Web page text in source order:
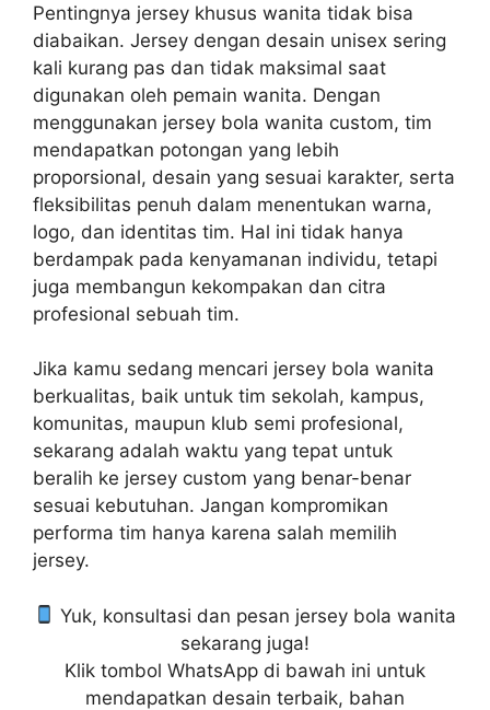
Pentingnya jersey khusus wanita tidak bisa
diabaikan. Jersey dengan desain unisex sering
kali kurang pas dan tidak maksimal saat
digunakan oleh pemain wanita. Dengan
menggunakan jersey bola wanita custom, tim
mendapatkan potongan yang lebih
proporsional, desain yang sesuai karakter, serta
fleksibilitas penuh dalam menentukan warna,
logo, dan identitas tim. Hal ini tidak hanya
berdampak pada kenyamanan individu, tetapi
juga membangun kekompakan dan citra
profesional sebuah tim.
Jika kamu sedang mencari jersey bola wanita
berkualitas, baik untuk tim sekolah, kampus,
komunitas, maupun klub semi profesional,
sekarang adalah waktu yang tepat untuk
beralih ke jersey custom yang benar-benar
sesuai kebutuhan. Jangan kompromikan
performa tim hanya karena salah memilih
jersey.
Yuk, konsultasi dan pesan jersey bola wanita
sekarang juga!
Klik tombol WhatsApp di bawah ini untuk
mendapatkan desain terbaik, bahan